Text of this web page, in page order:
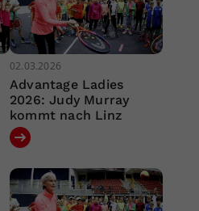
02.03.2026
Advantage Ladies
2026: Judy Murray
kommt nach Linz